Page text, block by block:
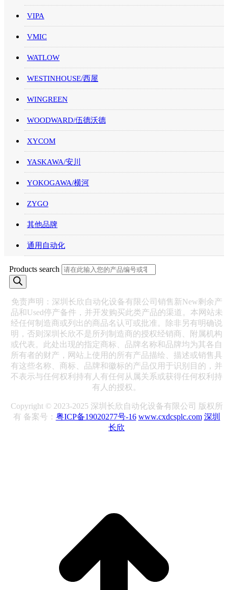
VIPA
VMIC
WATLOW
WESTINHOUSE/西屋
WINGREEN
WOODWARD/伍德沃德
XYCOM
YASKAWA/安川
YOKOGAWA/横河
ZYGO
其他品牌
通用自动化
Products search
免责声明：深圳长欣自动化设备有限公司销售新New剩余产
品和Used停产备件，并开发购买此类产品的渠道。本网站未
经任何制造商或列出的商品名认可或批准。除非另有明确说
明，否则深圳长欣不是所列制造商的授权经销商、附属机构
或代表。此处出现的指定商标、品牌名称和品牌均为其各自
所有者的财产，网站上使用的所有产品描绘、描述或销售具
有这些名称、商标、品牌和徽标的产品仅用于识别目的，并
不表示与任何权利持有人有任何从属关系或获得任何权利持
有人的授权。
Copyright © 2023-2025 深圳长欣自动化设备有限公司 版权所
有 备案号： 粤ICP备19020277号-16 www.cxdcsplc.com 深圳
长欣